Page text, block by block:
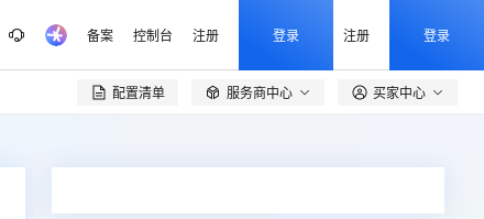
备案 控制台 注册 登录 注册 登录
配置清单  服务商中心 买家中心